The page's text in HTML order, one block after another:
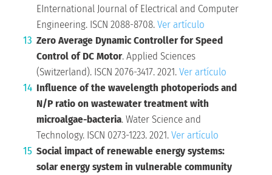
EInternational Journal of Electrical and Computer
Engineering. ISCN 2088-8708.Ver artículo
Zero Average Dynamic Controller for Speed
Control of DC Motor. Applied Sciences
(Switzerland). ISCN 2076-3417. 2021.Ver artículo
Influence of the wavelength photoperiods and
N/P ratio on wastewater treatment with
microalgae-bacteria. Water Science and
Technology. ISCN 0273-1223. 2021.Ver artículo
Social impact of renewable energy systems:
solar energy system in vulnerable community